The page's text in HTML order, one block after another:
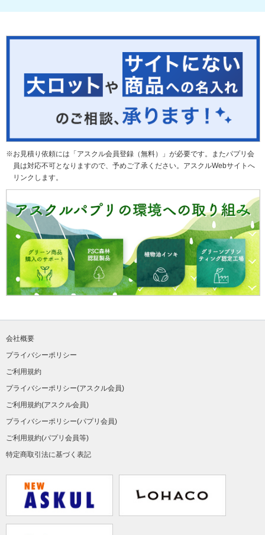
お見積り依頼には「アスクル会員登録（無料）」が必要です。またパプリ会
員は対応不可となりますので、予めご了承ください。アスクルWebサイトへ
リンクします。
会社概要
プライバシーポリシー
ご利用規約
プライバシーポリシー(アスクル会員)
ご利用規約(アスクル会員)
プライバシーポリシー(パプリ会員)
ご利用規約(パプリ会員等)
特定商取引法に基づく表記